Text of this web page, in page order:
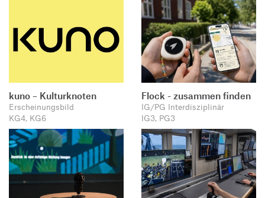
kuno – Kulturknoten
Erscheinungsbild
KG4, KG6
Flock - zusammen finden
IG/PG Interdisziplinär
IG3, PG3